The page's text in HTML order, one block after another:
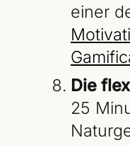
einer
Die
25